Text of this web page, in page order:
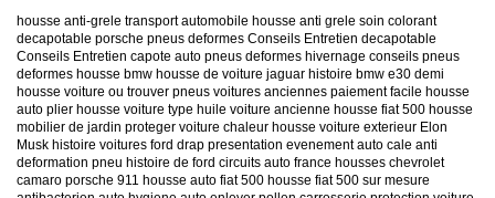
housse anti-grele transport automobile housse anti grele soin colorant
decapotable porsche pneus deformes Conseils Entretien decapotable
Conseils Entretien capote auto pneus deformes hivernage conseils pneus
deformes housse bmw housse de voiture jaguar histoire bmw e30 demi
housse voiture ou trouver pneus voitures anciennes paiement facile housse
auto plier housse voiture type huile voiture ancienne housse fiat 500 housse
mobilier de jardin proteger voiture chaleur housse voiture exterieur Elon
Musk histoire voitures ford drap presentation evenement auto cale anti
deformation pneu histoire de ford circuits auto france housses chevrolet
camaro porsche 911 housse auto fiat 500 housse fiat 500 sur mesure